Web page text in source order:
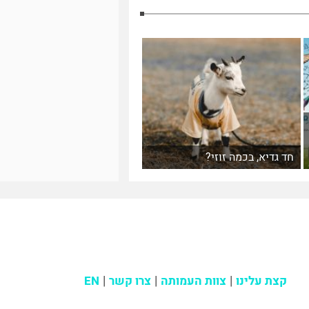
חד גדיא, בכמה זוזי?
קצת עלינו צוות העמותה צרו קשר EN